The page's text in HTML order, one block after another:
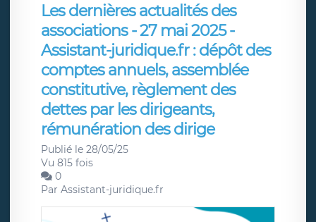
Les dernières actualités des
associations - 27 mai 2025 -
Assistant-juridique.fr : dépôt des
comptes annuels, assemblée
constitutive, règlement des
dettes par les dirigeants,
rémunération des dirige
Publié le 28/05/25
Vu 815 fois
0
Par Assistant-juridique.fr